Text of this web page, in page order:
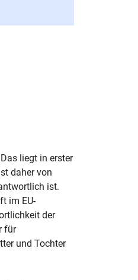
liegt in erster
daher von
ist.
im EU-
der
für
und Tochter